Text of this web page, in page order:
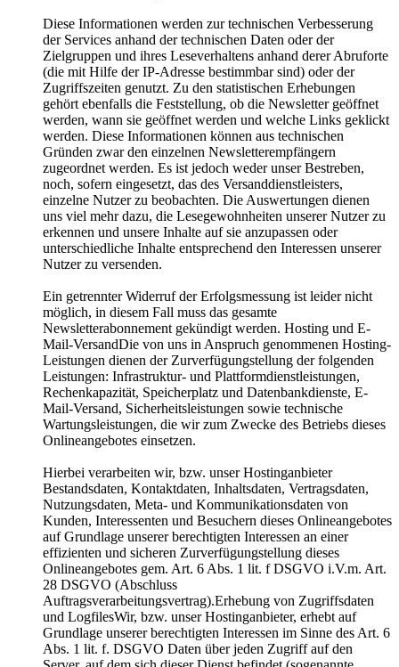
Diese Informationen werden zur technischen Verbesserung
der Services anhand der technischen Daten oder der
Zielgruppen und ihres Leseverhaltens anhand derer Abruforte
(die mit Hilfe der IP-Adresse bestimmbar sind) oder der
Zugriffszeiten genutzt. Zu den statistischen Erhebungen
gehört ebenfalls die Feststellung, ob die Newsletter geöffnet
werden, wann sie geöffnet werden und welche Links geklickt
werden. Diese Informationen können aus technischen
Gründen zwar den einzelnen Newsletterempfängern
zugeordnet werden. Es ist jedoch weder unser Bestreben,
noch, sofern eingesetzt, das des Versanddienstleisters,
einzelne Nutzer zu beobachten. Die Auswertungen dienen
uns viel mehr dazu, die Lesegewohnheiten unserer Nutzer zu
erkennen und unsere Inhalte auf sie anzupassen oder
unterschiedliche Inhalte entsprechend den Interessen unserer
Nutzer zu versenden.
Ein getrennter Widerruf der Erfolgsmessung ist leider nicht
möglich, in diesem Fall muss das gesamte
Newsletterabonnement gekündigt werden. Hosting und E-
Mail-VersandDie von uns in Anspruch genommenen Hosting-
Leistungen dienen der Zurverfügungstellung der folgenden
Leistungen: Infrastruktur- und Plattformdienstleistungen,
Rechenkapazität, Speicherplatz und Datenbankdienste, E-
Mail-Versand, Sicherheitsleistungen sowie technische
Wartungsleistungen, die wir zum Zwecke des Betriebs dieses
Onlineangebotes einsetzen.
Hierbei verarbeiten wir, bzw. unser Hostinganbieter
Bestandsdaten, Kontaktdaten, Inhaltsdaten, Vertragsdaten,
Nutzungsdaten, Meta- und Kommunikationsdaten von
Kunden, Interessenten und Besuchern dieses Onlineangebotes
auf Grundlage unserer berechtigten Interessen an einer
effizienten und sicheren Zurverfügungstellung dieses
Onlineangebotes gem. Art. 6 Abs. 1 lit. f DSGVO i.V.m. Art.
28 DSGVO (Abschluss
Auftragsverarbeitungsvertrag).Erhebung von Zugriffsdaten
und LogfilesWir, bzw. unser Hostinganbieter, erhebt auf
Grundlage unserer berechtigten Interessen im Sinne des Art. 6
Abs. 1 lit. f. DSGVO Daten über jeden Zugriff auf den